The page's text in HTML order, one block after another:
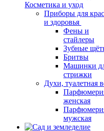
Косметика и уход
Приборы для
и здоровья
Фены и
стайлеры
Зубные
Бритвы
Машинки
стрижки
Духи, туалетная
женская
мужская